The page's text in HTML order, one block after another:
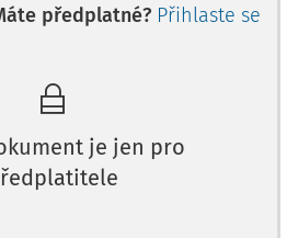
předplatné? Přihlaste se
je jen pro